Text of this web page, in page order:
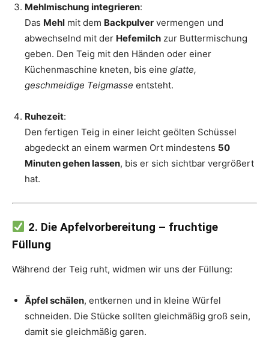
Mehlmischung integrieren:
Das Mehl mit dem Backpulver vermengen und
abwechselnd mit der Hefemilch zur Buttermischung
geben. Den Teig mit den Händen oder einer
Küchenmaschine kneten, bis eine glatte,
geschmeidige Teigmasse entsteht.
Ruhezeit:
Den fertigen Teig in einer leicht geölten Schüssel
abgedeckt an einem warmen Ort mindestens 50
Minuten gehen lassen, bis er sich sichtbar vergrößert
hat.
2. Die Apfelvorbereitung – fruchtige
Füllung
Während der Teig ruht, widmen wir uns der Füllung:
Äpfel schälen, entkernen und in kleine Würfel
schneiden. Die Stücke sollten gleichmäßig groß sein,
damit sie gleichmäßig garen.